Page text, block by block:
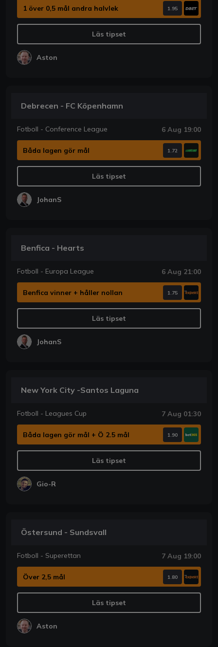
1 över 0,5 mål andra halvlek 1.95
Läs tipset
Aston
Debrecen - FC Köpenhamn
Fotboll - Conference League 6 Aug 19:00
Båda lagen gör mål 1.72
Läs tipset
JohanS
Benfica - Hearts
Fotboll - Europa League 6 Aug 21:00
Benfica vinner + håller nollan 1.75
Läs tipset
JohanS
New York City -Santos Laguna
Fotboll - Leagues Cup 7 Aug 01:30
Båda lagen gör mål + Ö 2.5 mål 1.90
Läs tipset
Gio-R
Östersund - Sundsvall
Fotboll - Superettan 7 Aug 19:00
Över 2,5 mål 1.80
Läs tipset
Aston